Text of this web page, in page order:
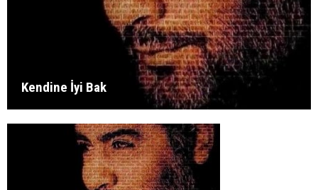
Kendine İyi Bak